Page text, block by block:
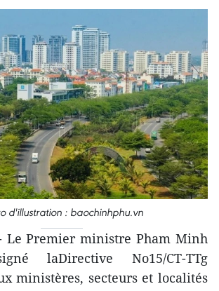
d'illustration : baochinhphu.vn
Le Premier ministre Pham Minh
laDirective No15/CT-TTg
ministères, secteurs et localités